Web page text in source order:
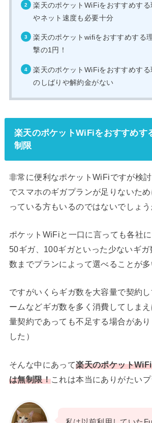
楽天のポケットWiFiをおすすめす
やネット速度も必要十分
楽天のポケットwifiをおすすめする
撃の1円！
楽天のポケットWiFiをおすすめす
のしばりや解約金がない
楽天のポケットWiFiをおすすめ
制限
非常に便利なポケットWiFiですが検
でスマホのギガプランが足りないた
っている方もいるのではないでしょう
ポケットWiFiと一口に言っても各社
50ギガ、100ギガといった少ないギ
数までプランによって選べることが
ですがいくらギガ数を大容量で契約
ームなどギガ数を多く消費してしま
量契約であっても不足する場合があ
した）
そんな中にあって楽天のポケット
は無制限！これは本当にありがたいプ